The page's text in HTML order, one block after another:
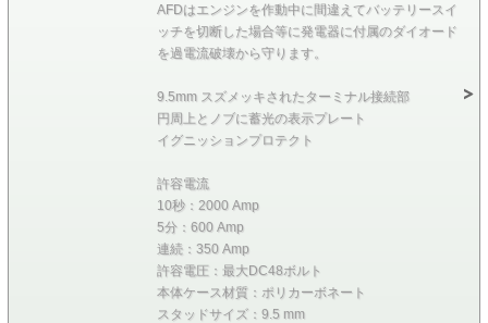
AFDはエンジンを作動中に間違えてバッテリースイ
ッチを切断した場合等に発電器に付属のダイオード
を過電流破壊から守ります。
9.5mm スズメッキされたターミナル接続部
円周上とノブに蓄光の表示プレート
イグニッションプロテクト
許容電流
10秒：2000 Amp
5分：600 Amp
連続：350 Amp
許容電圧：最大DC48ボルト
本体ケース材質：ポリカーボネート
スタッドサイズ：9.5 mm